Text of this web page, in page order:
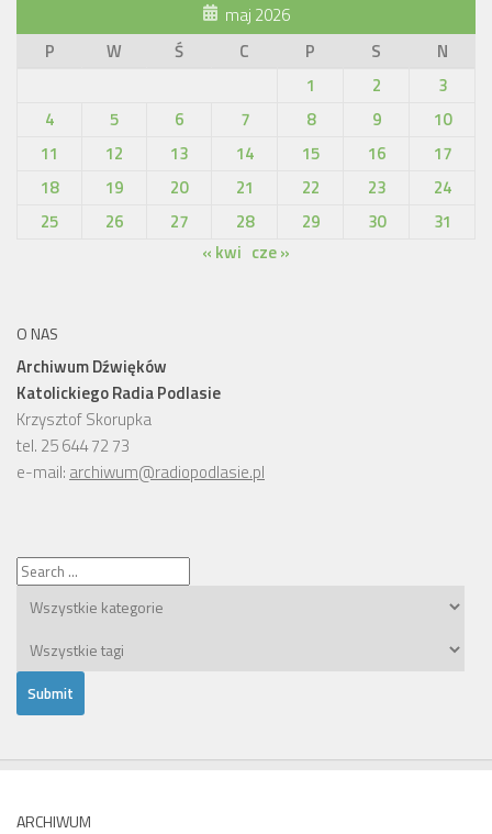
maj 2026
P
W Ś C P S
N
1
2
3
4
5 6 7 8 9
10
11
12 13 14 15 16
17
18
19 20 21 22 23
24
25
26 27 28 29 30
31
« kwi cze »
O NAS
Archiwum Dźwięków
Katolickiego Radia Podlasie
Krzysztof Skorupka
tel. 25 644 72 73
e-mail: archiwum@radiopodlasie.pl
ARCHIWUM